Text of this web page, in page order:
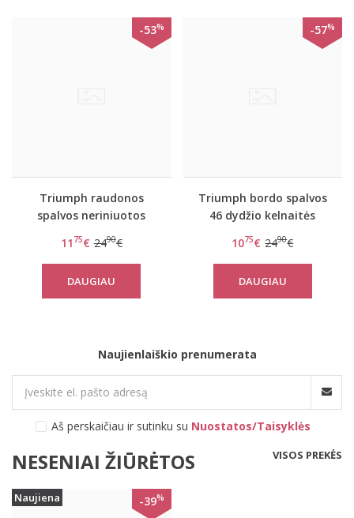
-53%
Triumph raudonos
spalvos neriniuotos
Darling Hipster
11 75€ 2490€
DAUGIAU
-57%
Triumph bordo spalvos
46 dydžio kelnaitės
Hipster
1075€ 2490€
DAUGIAU
Naujienlaiškio prenumerata
Aš perskaičiau ir sutinku su Nuostatos/Taisyklės
NESENIAI ŽIŪRĖTOS VISOS PREKĖS
Naujiena -39%